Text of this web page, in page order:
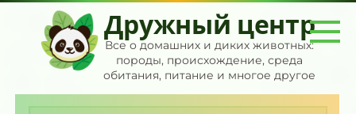
Перейти
контенту
Дружный центр
Все о домашних и диких животных:
породы, происхождение, среда
обитания, питание и многое другое